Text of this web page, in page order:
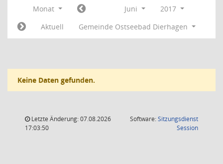
Monat Juni
2017
Aktuell
Gemeinde Ostseebad Dierhagen
Keine Daten gefunden.
Letzte Änderung: 07.08.2026
17:03:50
Software:Sitzungsdienst
Session(Wird in